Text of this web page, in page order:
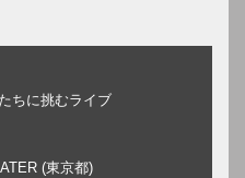
ちに挑むライブ
(東京都)